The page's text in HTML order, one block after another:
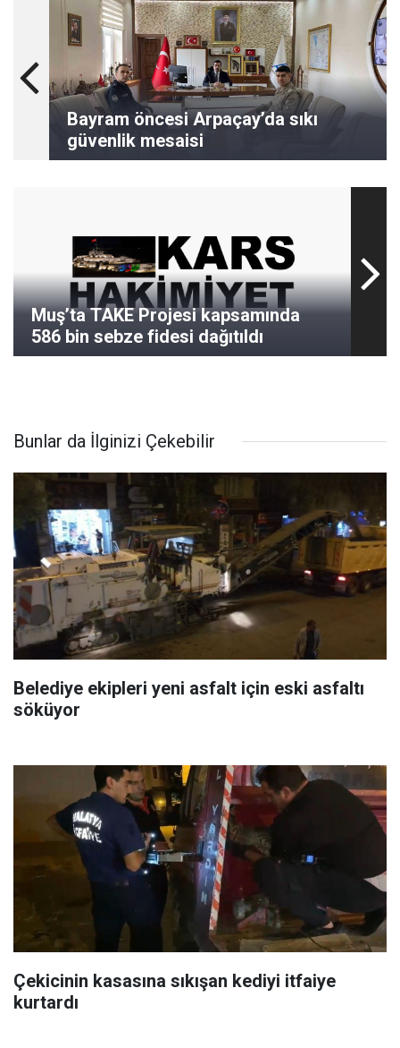
Bayram öncesi Arpaçay’da sıkı
güvenlik mesaisi
Muş’ta TAKE Projesi kapsamında
586 bin sebze fidesi dağıtıldı
Bunlar da İlginizi Çekebilir
Belediye ekipleri yeni asfalt için eski asfaltı
söküyor
Çekicinin kasasına sıkışan kediyi itfaiye
kurtardı